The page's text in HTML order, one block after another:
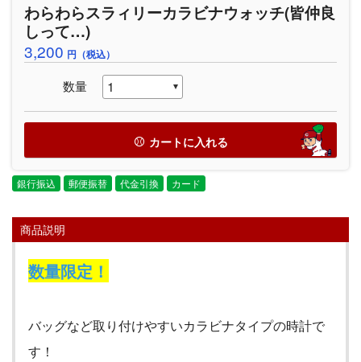
わらわらスラィリーカラビナウォッチ(皆仲良
しって…)
3,200 円（税込）
数量
カートに入れる
銀行振込 郵便振替 代金引換 カード
商品説明
数量限定！
バッグなど取り付けやすいカラビナタイプの時計で
す！